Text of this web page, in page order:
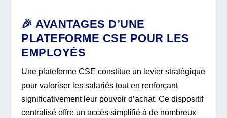
🎉 AVANTAGES D’UNE
PLATEFORME CSE POUR LES
EMPLOYÉS
Une plateforme CSE constitue un levier stratégique
pour valoriser les salariés tout en renforçant
significativement leur pouvoir d’achat. Ce dispositif
centralisé offre un accès simplifié à de nombreux